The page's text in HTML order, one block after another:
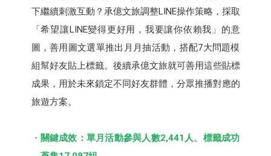
下繼續刺激互動？承億文旅調整LINE操作策略，採取
「希望讓LINE變得更好用，我要讓你依賴我」的意
圖，善用圖文選單推出月月抽活動，搭配7大問題模
組幫好友貼上標籤。後續承億文旅就可善用這些貼標
成果，用於未來鎖定不同好友群體，分眾推播對應的
旅遊方案。
關鍵成效：單月活動參與人數2,441人、標籤成功